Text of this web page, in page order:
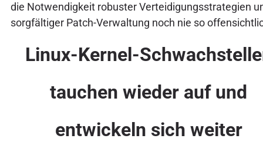
die Notwendigkeit robuster Verteidigungsstrategien
sorgfältiger Patch-Verwaltung noch nie so
Linux-Kernel-
tauchen wieder auf und
entwickeln sich weiter